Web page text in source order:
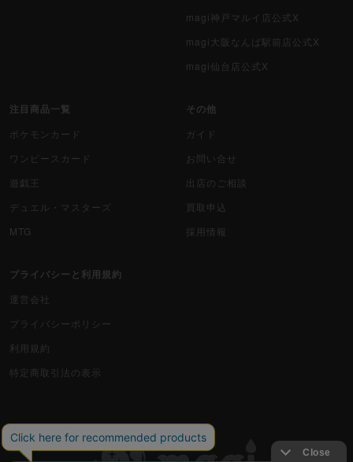
magi神戸マルイ店公式X
magi大阪なんば駅前店公式X
magi仙台店公式X
注目商品一覧
ポケモンカード
ワンピースカード
遊戯王
デュエル・マスターズ
MTG
その他
ガイド
お問い合せ
出店のご相談
買取申込
採用情報
プライバシーと利用規約
運営会社
プライバシーポリシー
利用規約
特定商取引法の表示